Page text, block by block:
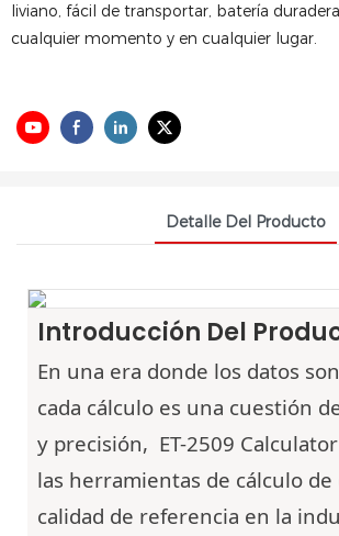
liviano, fácil de transportar, batería
cualquier momento y en cualquier lugar.
Detalle Del Producto
Introducción Del
En una era donde los datos
cada cálculo es una cuestión
y precisión, ET-2509
las herramientas de cálculo de
calidad de referencia en la